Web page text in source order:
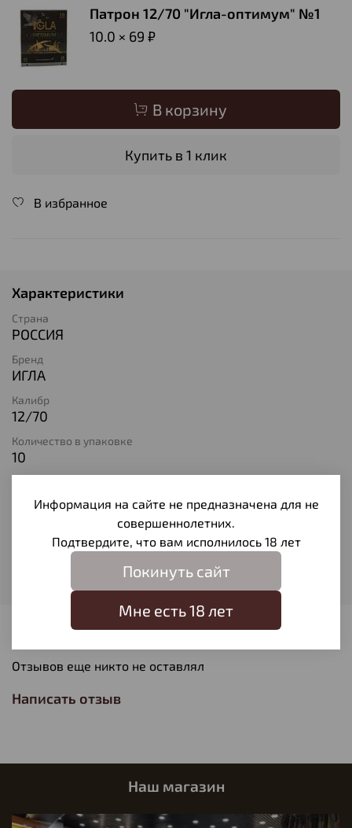
Патрон 12/70 "Игла-оптимум" №1
10.0 × 69 ₽
В корзину
Купить в 1 клик
В избранное
Характеристики
Страна
РОССИЯ
Бренд
ИГЛА
Калибр
12/70
Количество в упаковке
10
Дробь № 1
Отзывов еще никто не оставлял
Написать отзыв
Наш магазин
Информация на сайте не предназначена для не
совершеннолетних.
Подтвердите, что вам исполнилось 18 лет
Покинуть сайт
Мне есть 18 лет